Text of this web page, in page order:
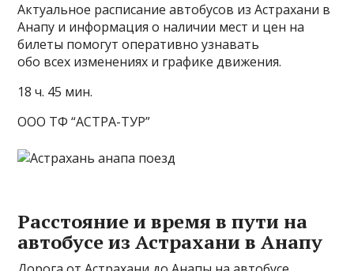
Актуальное расписание автобусов из Астрахани в
Анапу и информация о наличии мест и цен на
билеты помогут оперативно узнавать
обо всех изменениях и графике движения.
18 ч. 45 мин.
ООО ТФ “АСТРА-ТУР”
Расстояние и время в пути на
автобусе из Астрахани в Анапу